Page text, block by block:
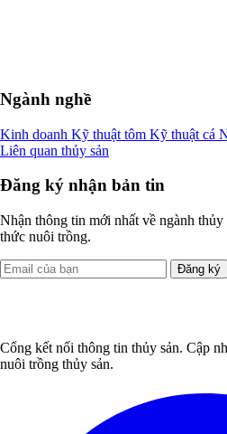
Ngành nghề
Kinh doanh Kỹ thuật tôm Kỹ thuật cá
Liên quan thủy sản
Đăng ký nhận bản tin
Nhận thông tin mới nhất về ngành
thức nuôi trồng.
Đăng ký
Cổng kết nối thông tin thủy sản. Cập
nuôi trồng thủy sản.